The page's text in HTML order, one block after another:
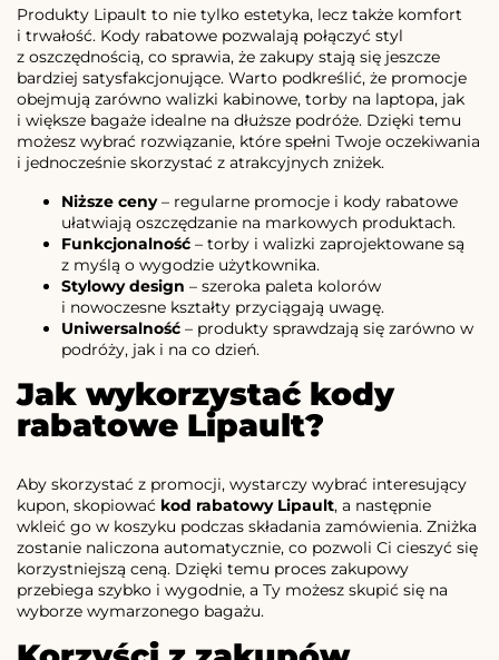
Produkty Lipault to nie tylko estetyka, lecz także komfort
i trwałość. Kody rabatowe pozwalają połączyć styl
z oszczędnością, co sprawia, że zakupy stają się jeszcze
bardziej satysfakcjonujące. Warto podkreślić, że promocje
obejmują zarówno walizki kabinowe, torby na laptopa, jak
i większe bagaże idealne na dłuższe podróże. Dzięki temu
możesz wybrać rozwiązanie, które spełni Twoje oczekiwania
i jednocześnie skorzystać z atrakcyjnych zniżek.
Niższe ceny– regularne promocje i kody rabatowe
ułatwiają oszczędzanie na markowych produktach.
Funkcjonalność – torby i walizki zaprojektowane są
z myślą o wygodzie użytkownika.
Stylowy design – szeroka paleta kolorów
i nowoczesne kształty przyciągają uwagę.
Uniwersalność – produkty sprawdzają się zarówno w
podróży, jak i na co dzień.
Jak wykorzystać kody
rabatowe Lipault?
Aby skorzystać z promocji, wystarczy wybrać interesujący
kupon, skopiować kod rabatowy Lipault, a następnie
wkleić go w koszyku podczas składania zamówienia. Zniżka
zostanie naliczona automatycznie, co pozwoli Ci cieszyć się
korzystniejszą ceną. Dzięki temu proces zakupowy
przebiega szybko i wygodnie, a Ty możesz skupić się na
wyborze wymarzonego bagażu.